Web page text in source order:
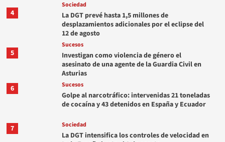
4
Sociedad
La DGT prevé hasta 1,5 millones de
desplazamientos adicionales por el eclipse del
12 de agosto
5
Sucesos
Investigan como violencia de género el
asesinato de una agente de la Guardia Civil en
Asturias
6
Sucesos
Golpe al narcotráfico: intervenidas 21 toneladas
de cocaína y 43 detenidos en España y Ecuador
7 Sociedad
La DGT intensifica los controles de velocidad en